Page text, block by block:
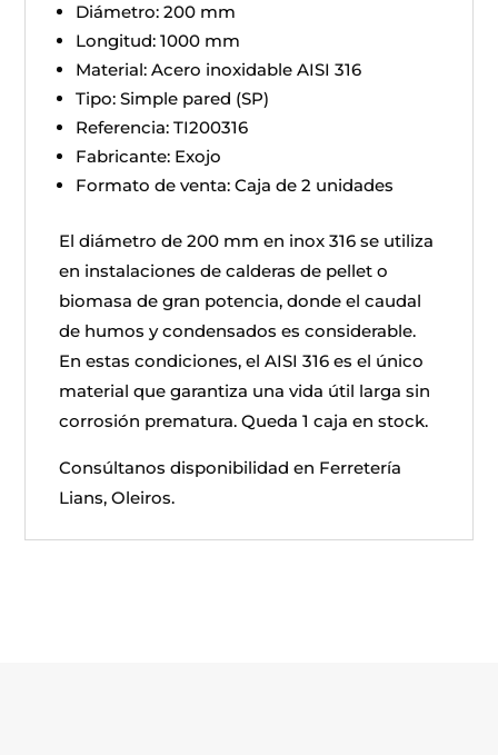
Diámetro: 200 mm
Longitud: 1000 mm
Material: Acero inoxidable AISI 316
Tipo: Simple pared (SP)
Referencia: TI200316
Fabricante: Exojo
Formato de venta: Caja de 2 unidades
El diámetro de 200 mm en inox 316 se utiliza
en instalaciones de calderas de pellet o
biomasa de gran potencia, donde el caudal
de humos y condensados es considerable.
En estas condiciones, el AISI 316 es el único
material que garantiza una vida útil larga sin
corrosión prematura. Queda 1 caja en stock.
Consúltanos disponibilidad en Ferretería
Lians, Oleiros.